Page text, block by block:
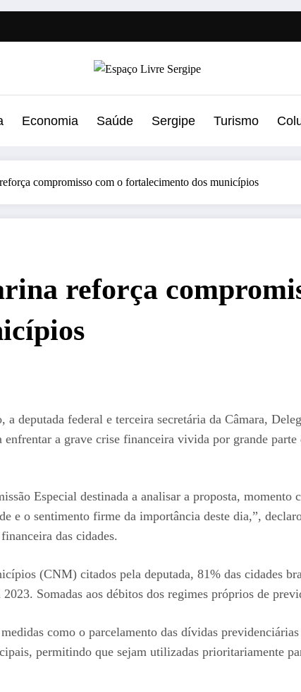
Economia Saúde Sergipe Turismo
compromisso com o fortalecimento dos municípios
reforça
deputada federal e terceira secretária da Câmara,
a grave crise financeira vivida por grande
Especial destinada a analisar a proposta,
e o sentimento firme da importância deste dia,”,
das cidades.
(CNM) citados pela deputada, 81% das cidades
Somadas aos débitos dos regimes próprios de
como o parcelamento das dívidas
permitindo que sejam utilizadas prioritariamente